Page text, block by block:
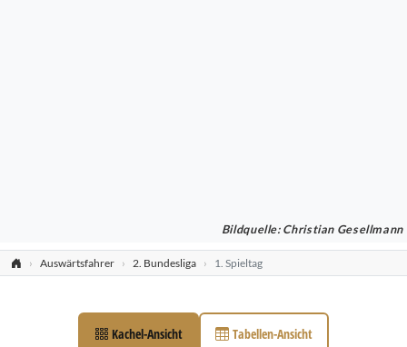
Bildquelle: Christian Gesellmann
Auswärtsfahrer 2. Bundesliga 1. Spieltag
Kachel-Ansicht Tabellen-Ansicht